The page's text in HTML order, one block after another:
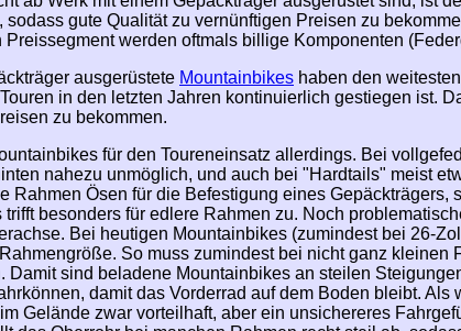
gute Qualität zu vernünftigen Preisen zu
werden oftmals billige Komponenten
ausgerüstete Mountainbikes haben den
in den letzten Jahren kontinuierlich gestiegen ist.
zu bekommen.
für den Toureneinsatz allerdings. Bei
nahezu unmöglich, und auch bei "Hardtails" meist
Rahmen Ösen für die Befestigung eines
besonders für edlere Rahmen zu. Noch
Bei heutigen Mountainbikes (zumindest bei 26-
So muss zumindest bei nicht ganz
Damit sind beladene Mountainbikes an steilen
damit das Vorderrad auf dem Boden bleibt.
Gelände zwar vorteilhaft, aber ein unsichereres